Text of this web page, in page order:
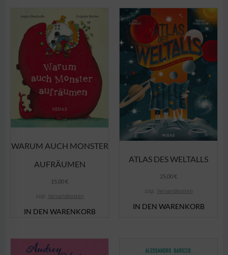
WARUM AUCH MONSTER
AUFRÄUMEN
15,00€
zzgl. Versandkosten
IN DEN WARENKORB
ATLAS DES WELTALLS
25,00€
zzgl. Versandkosten
IN DEN WARENKORB